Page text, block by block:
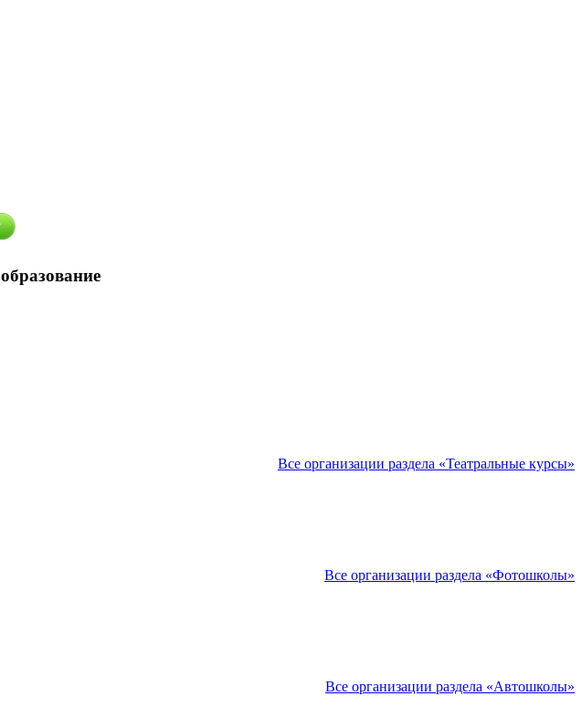
Все организации раздела «Театральные курсы»
Все организации раздела «Фотошколы»
Все организации раздела «Автошколы»